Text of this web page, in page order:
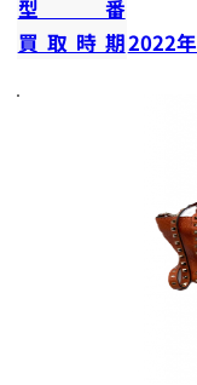
型番
買取時期2022